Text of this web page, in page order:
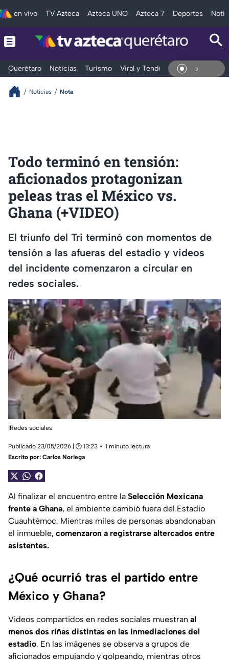
en vivo TV Azteca Azteca UNO Azteca 7 Deportes
Querétaro Noticias Turismo Viral y Tendencia Clima En
Noticias Nota
Todo terminó en tensión:
aficionados protagonizan
peleas tras el México vs.
Ghana (+VIDEO)
El triunfo del Tri terminó con momentos de
tensión a las afueras del estadio y videos
del incidente comenzaron a circular en
redes sociales.
|Redes sociales
Publicado 23/05/2026 | 🕑 13:23
1 minuto lectura
Escrito por: Carlos Noriega
Al finalizar el encuentro entre la Selección Mexicana
frente a Ghana, el ambiente cambió fuera del Estadio
Cuauhtémoc. Mientras miles de personas abandonaban
el inmueble, comenzaron a registrarse altercados entre
asistentes.
¿Qué ocurrió tras el partido entre
México y Ghana?
Videos compartidos en redes sociales muestran al
menos dos riñas distintas en las inmediaciones del
estadio. En las imágenes se observa a grupos de
aficionados empujando y golpeando, mientras otros